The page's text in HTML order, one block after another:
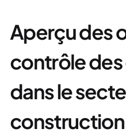
Aperçu des
contrôle
dans le
construction